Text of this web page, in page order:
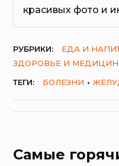
красивых фото и
РУБРИКИ:
ЕДА И
ЗДОРОВЬЕ И
ТЕГИ:
БОЛЕЗНИ
Самые